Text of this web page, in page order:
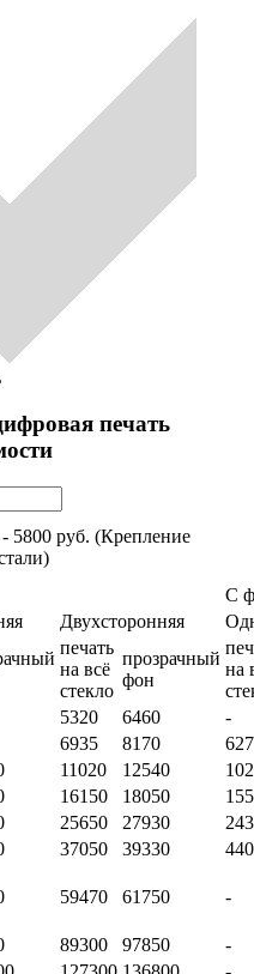
печать
5800 руб. (Крепление
С
Двухсторонняя
печать
на всё
стекло
прозрачный
фон
на
5320 6460
-
6935 8170
11020 12540
16150 18050
25650 27930
37050 39330
59470 61750 -
89300 97850
-